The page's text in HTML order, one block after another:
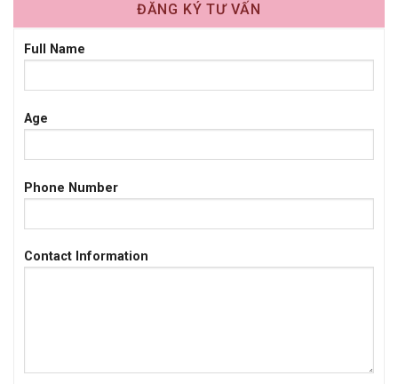
ĐĂNG KÝ TƯ VẤN
Full Name
Age
Phone Number
Contact Information